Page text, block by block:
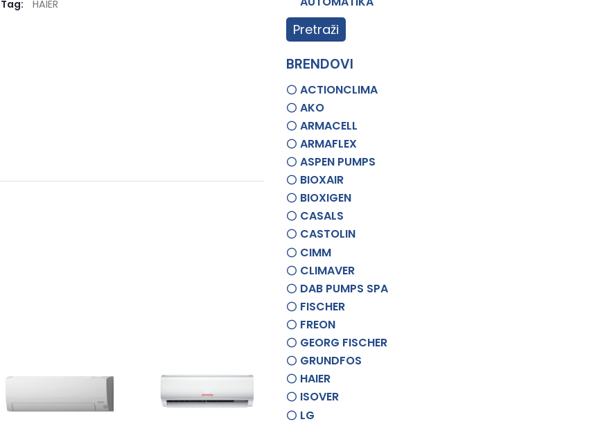
Tag:
HAIER
Pretraži
BRENDOVI
ACTIONCLIMA
AKO
ARMACELL
ARMAFLEX
ASPEN PUMPS
BIOXAIR
BIOXIGEN
CASALS
CASTOLIN
CIMM
CLIMAVER
DAB PUMPS SPA
FISCHER
FREON
GEORG FISCHER
GRUNDFOS
HAIER
ISOVER
LG